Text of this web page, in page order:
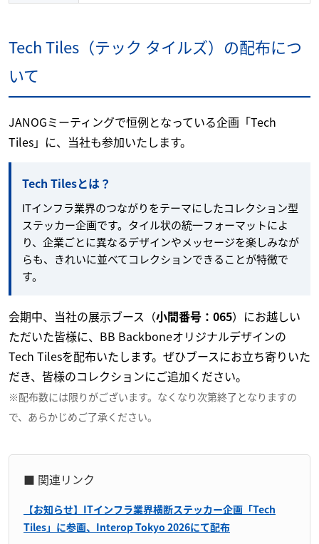
Tech Tiles（テック タイルズ）の配布につ
いて
JANOGミーティングで恒例となっている企画「Tech
Tiles」に、当社も参加いたします。
Tech Tilesとは？
ITインフラ業界のつながりをテーマにしたコレクション型
ステッカー企画です。タイル状の統一フォーマットによ
り、企業ごとに異なるデザインやメッセージを楽しみなが
らも、きれいに並べてコレクションできることが特徴で
す。
会期中、当社の展示ブース（小間番号：065）にお越しい
ただいた皆様に、BB Backboneオリジナルデザインの
Tech Tilesを配布いたします。ぜひブースにお立ち寄りいた
だき、皆様のコレクションにご追加ください。
※配布数には限りがございます。なくなり次第終了となりますの
で、あらかじめご了承ください。
■ 関連リンク
【お知らせ】ITインフラ業界横断ステッカー企画「Tech
Tiles」に参画、Interop Tokyo 2026にて配布